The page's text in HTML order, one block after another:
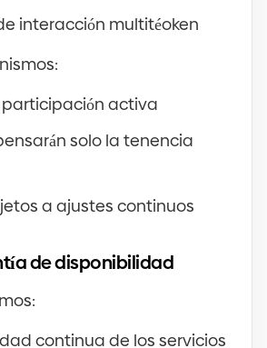
interacción multitéoken
participación activa
solo la tenencia
a ajustes continuos
de disponibilidad
continua de los servicios